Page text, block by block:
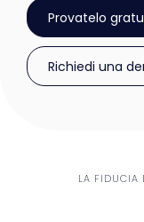
Provatelo
Richiedi una
LA FIDUCIA